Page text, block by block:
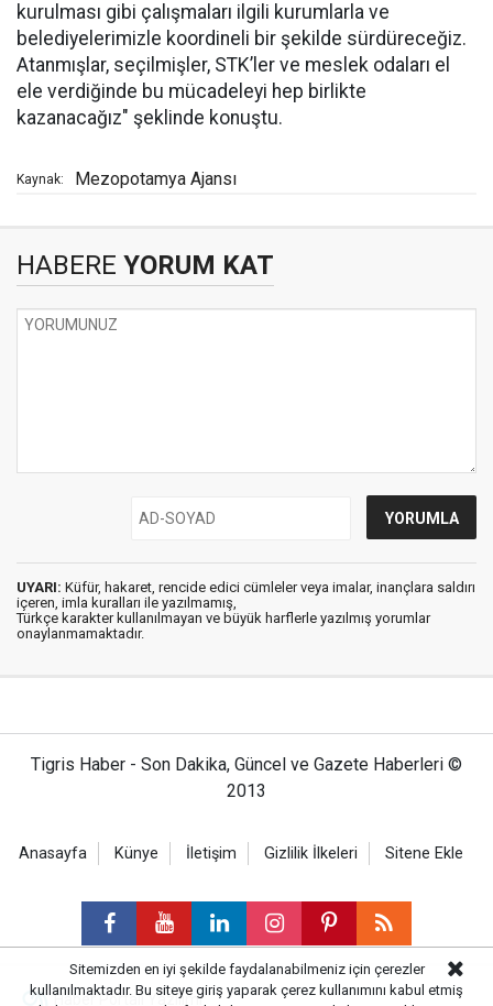
kurulması gibi çalışmaları ilgili kurumlarla ve
belediyelerimizle koordineli bir şekilde sürdüreceğiz.
Atanmışlar, seçilmişler, STK’ler ve meslek odaları el
ele verdiğinde bu mücadeleyi hep birlikte
kazanacağız" şeklinde konuştu.
Kaynak: Mezopotamya Ajansı
HABERE YORUM KAT
UYARI: Küfür, hakaret, rencide edici cümleler veya imalar, inançlara saldırı
içeren, imla kuralları ile yazılmamış,
Türkçe karakter kullanılmayan ve büyük harflerle yazılmış yorumlar
onaylanmamaktadır.
Tigris Haber - Son Dakika, Güncel ve Gazete Haberleri ©
2013
Anasayfa Künye İletişim Gizlilik İlkeleri Sitene Ekle
Haber Portalı Yazılımı
Sitemizden en iyi şekilde faydalanabilmeniz için çerezler
kullanılmaktadır. Bu siteye giriş yaparak çerez kullanımını kabul etmiş